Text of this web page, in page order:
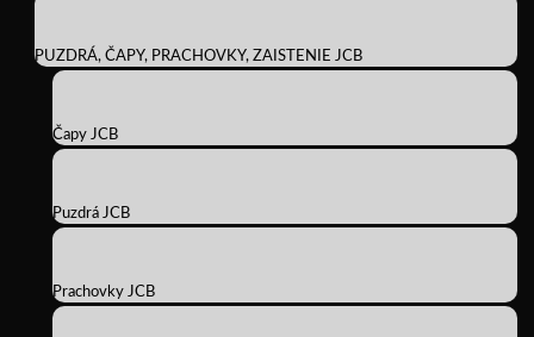
PUZDRÁ, ČAPY, PRACHOVKY, ZAISTENIE JCB
Čapy JCB
Puzdrá JCB
Prachovky JCB